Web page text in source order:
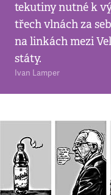
tekutiny nutné k
třech vlnách za
na linkách mezi
státy.
Ivan Lamper